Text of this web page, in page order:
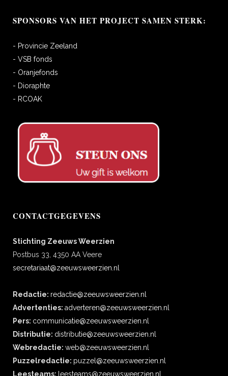
SPONSORS VAN HET PROJECT SAMEN STERK:
- Provincie Zeeland
- VSB fonds
- Oranjefonds
- Dioraphte
- RCOAK
CONTACTGEGEVENS
Stichting Zeeuws Weerzien
Postbus 33, 4350 AA Veere
secretariaat@zeeuwsweerzien.nl
Redactie: redactie@zeeuwsweerzien.nl
Advertenties: adverteren@zeeuwsweerzien.nl
Pers: communicatie@zeeuwsweerzien.nl
Distributie: distributie@zeeuwsweerzien.nl
Webredactie: web@zeeuwsweerzien.nl
Puzzelredactie: puzzel@zeeuwsweerzien.nl
Leesteams: leesteams@zeeuwsweerzien.nl